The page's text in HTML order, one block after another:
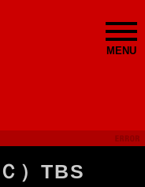
MENU
）TBS